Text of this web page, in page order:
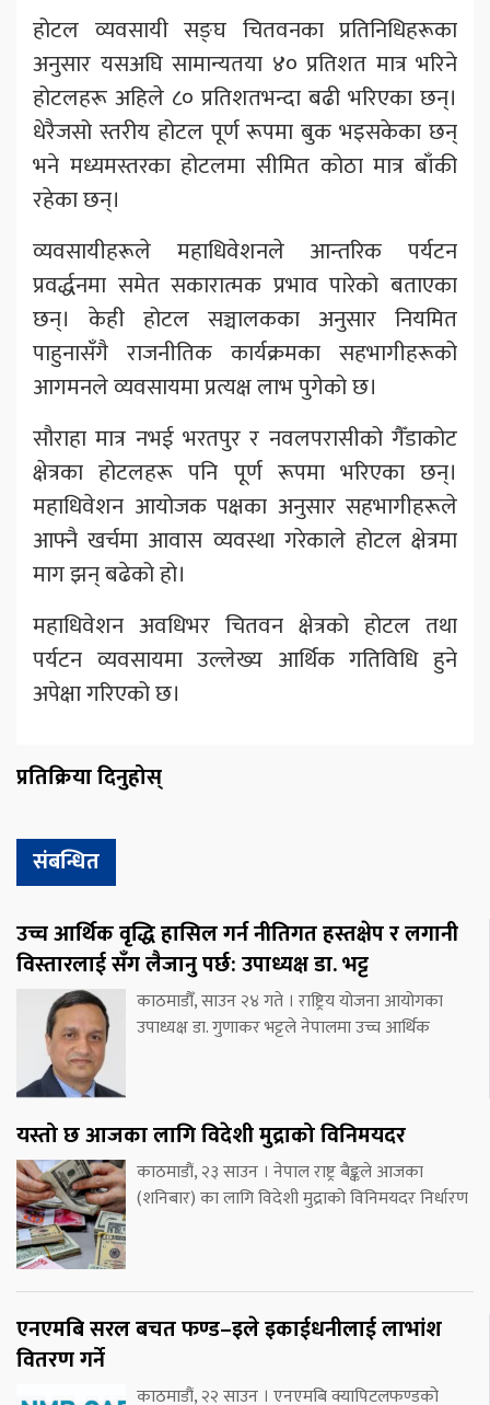
होटल व्यवसायी सङ्घ चितवनका प्रतिनिधिहरूका
अनुसार यसअघि सामान्यतया ४० प्रतिशत मात्र भरिने
होटलहरू अहिले ८० प्रतिशतभन्दा बढी भरिएका छन्।
धेरैजसो स्तरीय होटल पूर्ण रूपमा बुक भइसकेका छन्
भने मध्यमस्तरका होटलमा सीमित कोठा मात्र बाँकी
रहेका छन्।
व्यवसायीहरूले महाधिवेशनले आन्तरिक पर्यटन
प्रवर्द्धनमा समेत सकारात्मक प्रभाव पारेको बताएका
छन्। केही होटल सञ्चालकका अनुसार नियमित
पाहुनासँगै राजनीतिक कार्यक्रमका सहभागीहरूको
आगमनले व्यवसायमा प्रत्यक्ष लाभ पुगेको छ।
सौराहा मात्र नभई भरतपुर र नवलपरासीको गैँडाकोट
क्षेत्रका होटलहरू पनि पूर्ण रूपमा भरिएका छन्।
महाधिवेशन आयोजक पक्षका अनुसार सहभागीहरूले
आफ्नै खर्चमा आवास व्यवस्था गरेकाले होटल क्षेत्रमा
माग झन् बढेको हो।
महाधिवेशन अवधिभर चितवन क्षेत्रको होटल तथा
पर्यटन व्यवसायमा उल्लेख्य आर्थिक गतिविधि हुने
अपेक्षा गरिएको छ।
प्रतिक्रिया दिनुहोस्
संबन्धित
उच्च आर्थिक वृद्धि हासिल गर्न नीतिगत हस्तक्षेप र लगानी
विस्तारलाई सँग लैजानु पर्छ: उपाध्यक्ष डा. भट्ट
काठमाडौँ, साउन २४ गते । राष्ट्रिय योजना आयोगका
उपाध्यक्ष डा. गुणाकर भट्टले नेपालमा उच्च आर्थिक
यस्तो छ आजका लागि विदेशी मुद्राको विनिमयदर
काठमाडौं, २३ साउन । नेपाल राष्ट्र बैङ्कले आजका
(शनिबार) का लागि विदेशी मुद्राको विनिमयदर निर्धारण
एनएमबि सरल बचत फण्ड–इले इकाईधनीलाई लाभांश
वितरण गर्ने
काठमाडौं, २२ साउन । एनएमबि क्यापिटलफण्डको